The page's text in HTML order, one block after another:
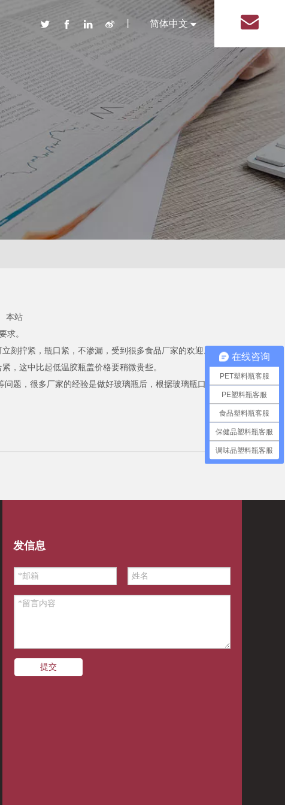
味品 盐塑料瓶
盐包装系列塑料瓶
磨盖系列调味品塑料瓶
形系列调味品塑料瓶
直圆形系列调味品塑料瓶
方形系列调味品塑料瓶
他形状调味品塑料瓶
其他塑料瓶
具包装塑料瓶
外用品包装塑料瓶
简体中文
English
本站
求。
刻拧紧，瓶口紧，不渗漏，受到很多食品厂家的欢迎。
，这中比起低温胶瓶盖价格要稍微贵些。
题，很多厂家的经验是做好玻璃瓶后，根据玻璃瓶口再配套
发信息
提交
在线咨询
PET塑料瓶客服
PE塑料瓶客服
食品塑料瓶客服
保健品塑料瓶客服
调味品塑料瓶客服